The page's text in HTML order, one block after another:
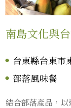
南島文化與
台東縣台東市
部落風味餐
結合部落產品，